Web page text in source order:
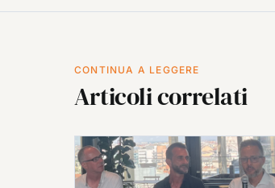
CONTINUA A LEGGERE
Articoli correlati